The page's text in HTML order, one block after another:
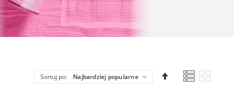
Lista
Sortuj po:
Ustaw
kierunek